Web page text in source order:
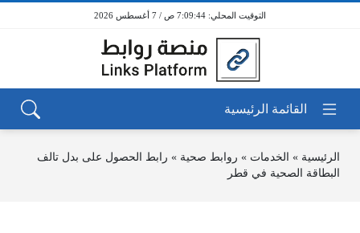
7:09:44 ص / 7 أغسطس 2026
الرئيسية » الخدمات » روابط صحية » رابط الحصول على بدل تالف
البطاقة الصحية في قطر